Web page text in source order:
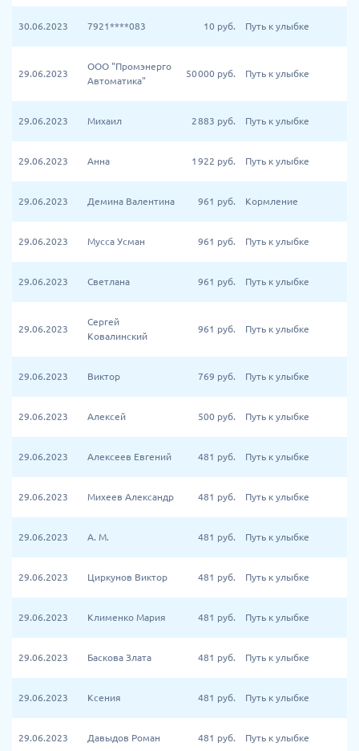
30.06.2023 7921****083 10 руб. Путь к улыбке
29.06.2023
ООО "Промэнерго
Автоматика"
50 000 руб. Путь к улыбке
29.06.2023 Михаил 2 883 руб. Путь к улыбке
29.06.2023 Анна 1 922 руб. Путь к улыбке
29.06.2023 Демина Валентина 961 руб. Кормление
29.06.2023 Мусса Усман 961 руб. Путь к улыбке
29.06.2023 Светлана 961 руб. Путь к улыбке
29.06.2023
Сергей
Ковалинский
961 руб. Путь к улыбке
29.06.2023 Виктор 769 руб. Путь к улыбке
29.06.2023 Алексей 500 руб. Путь к улыбке
29.06.2023 Алексеев Евгений 481 руб. Путь к улыбке
29.06.2023 Михеев Александр 481 руб. Путь к улыбке
29.06.2023 А. М. 481 руб. Путь к улыбке
29.06.2023 Циркунов Виктор 481 руб. Путь к улыбке
29.06.2023 Клименко Мария 481 руб. Путь к улыбке
29.06.2023 Баскова Злата 481 руб. Путь к улыбке
29.06.2023 Ксения 481 руб. Путь к улыбке
29.06.2023 Давыдов Роман 481 руб. Путь к улыбке